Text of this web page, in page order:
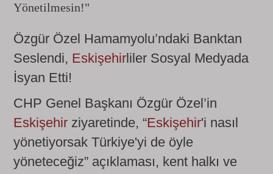
Yönetilmesin!"
Özgür Özel Hamamyolu’ndaki Banktan
Seslendi, Eskişehirliler Sosyal Medyada
İsyan Etti!
CHP Genel Başkanı Özgür Özel’in
Eskişehir ziyaretinde, “Eskişehir'i nasıl
yönetiyorsak Türkiye'yi de öyle
yöneteceğiz” açıklaması, kent halkı ve